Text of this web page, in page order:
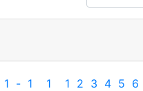
1 - 1 1 1 2 3 4 5 6